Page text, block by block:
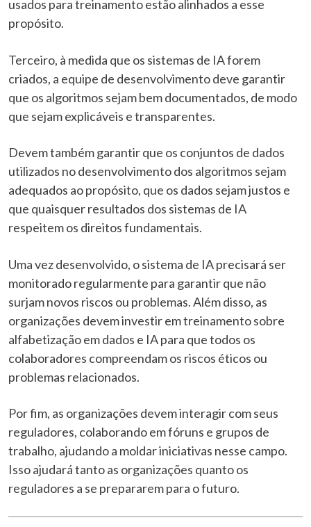
usados para treinamento estão alinhados a esse
propósito.
Terceiro, à medida que os sistemas de IA forem
criados, a equipe de desenvolvimento deve garantir
que os algoritmos sejam bem documentados, de modo
que sejam explicáveis e transparentes.
Devem também garantir que os conjuntos de dados
utilizados no desenvolvimento dos algoritmos sejam
adequados ao propósito, que os dados sejam justos e
que quaisquer resultados dos sistemas de IA
respeitem os direitos fundamentais.
Uma vez desenvolvido, o sistema de IA precisará ser
monitorado regularmente para garantir que não
surjam novos riscos ou problemas. Além disso, as
organizações devem investir em treinamento sobre
alfabetização em dados e IA para que todos os
colaboradores compreendam os riscos éticos ou
problemas relacionados.
Por fim, as organizações devem interagir com seus
reguladores, colaborando em fóruns e grupos de
trabalho, ajudando a moldar iniciativas nesse campo.
Isso ajudará tanto as organizações quanto os
reguladores a se prepararem para o futuro.